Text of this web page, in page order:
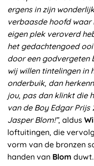
ergens in zijn
verbaasde hoofd waar
eigen plek veroverd
het gedachtengoed
door een godvergeten
wij willen tintelingen in
onderbuik, dan
jou, pas dan klinkt die
van de Boy Edgar Prijs
Jasper Blom!”, aldus
loftuitingen, die
vorm van de bronzen
handen van Blom duwt.